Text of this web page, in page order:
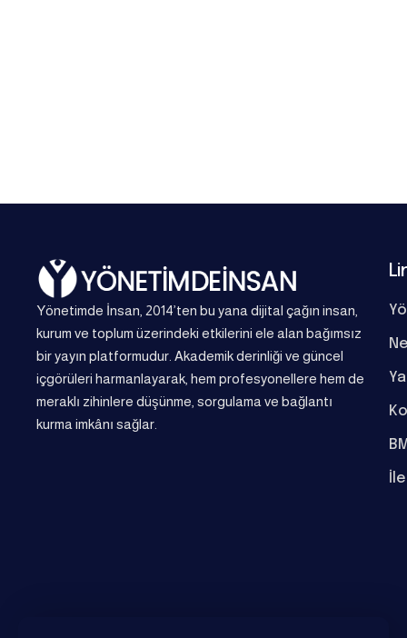
Yönetimde İnsan, 2014’ten bu yana dijital çağın insan,
kurum ve toplum üzerindeki etkilerini ele alan bağımsız
bir yayın platformudur. Akademik derinliği ve güncel
içgörüleri harmanlayarak, hem profesyonellere hem de
meraklı zihinlere düşünme, sorgulama ve bağlantı
kurma imkânı sağlar.